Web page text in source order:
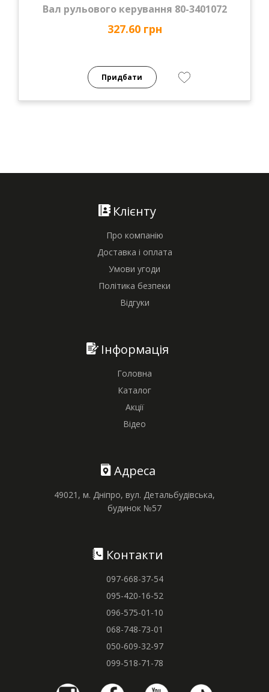
Вал рульового керування 80-3401072
327.60 грн
Придбати
Клієнту
Про компанію
Доставка і оплата
Умови угоди
Політика безпеки
Відгуки
Інформація
Головна
Каталог
Акції
Відео
Адреса
49021, м. Дніпро, вул. Детальбудівська,
будинок №57
Контакти
097-668-37-54
095-420-16-52
096-575-01-10
068-748-73-01
050-609-32-97
099-518-71-78